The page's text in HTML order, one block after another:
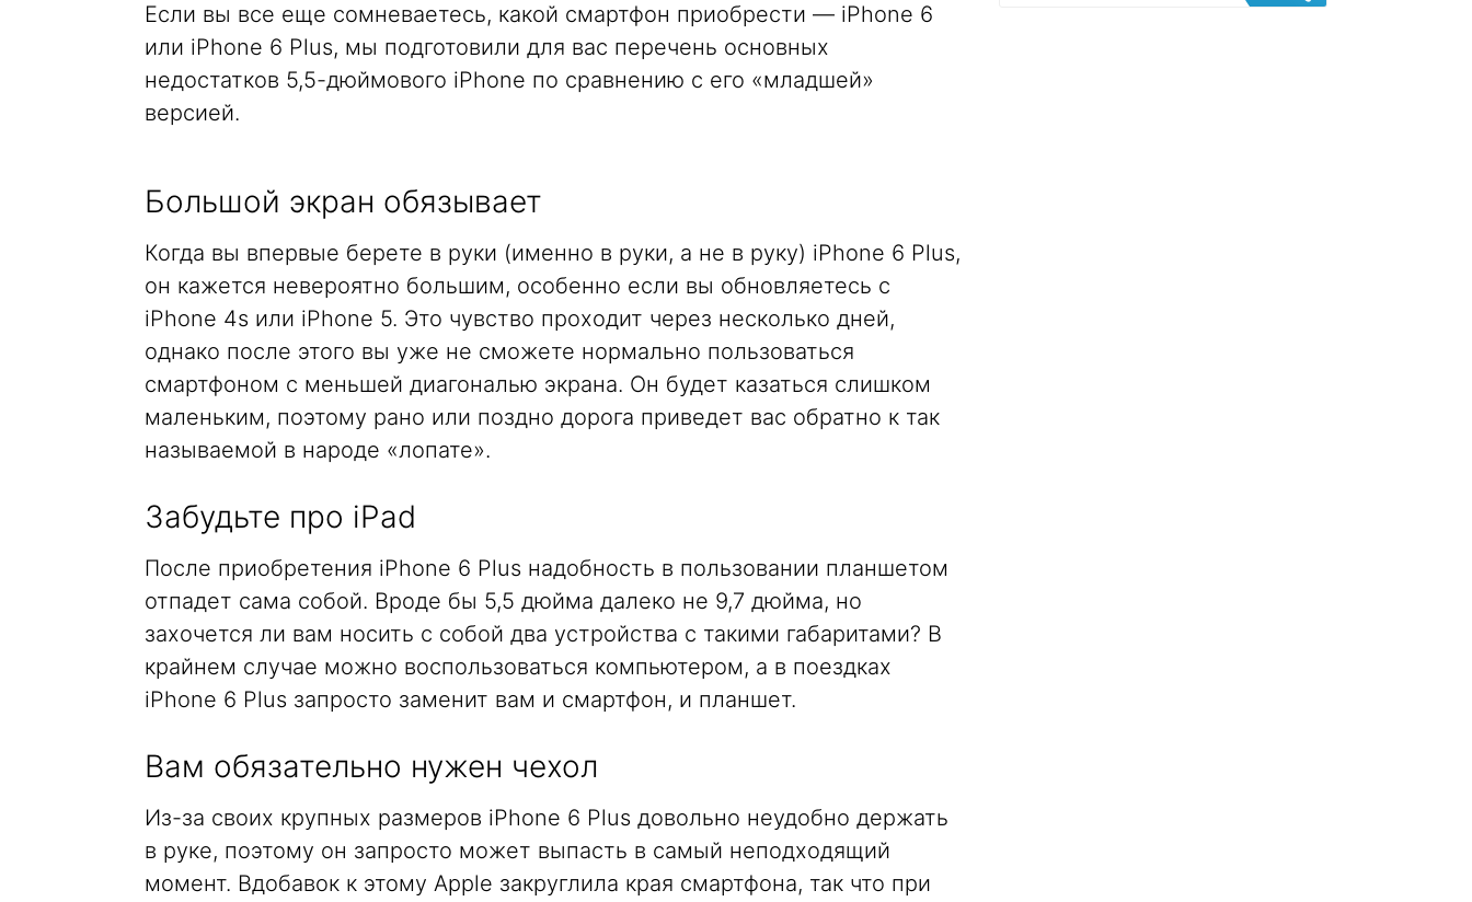
Если вы все еще сомневаетесь, какой смартфон приобрести — iPhone 6
или iPhone 6 Plus, мы подготовили для вас перечень основных
недостатков 5,5-дюймового iPhone по сравнению с его «младшей»
версией.
Большой экран обязывает
Когда вы впервые берете в руки (именно в руки, а не в руку) iPhone 6 Plus,
он кажется невероятно большим, особенно если вы обновляетесь с
iPhone 4s или iPhone 5. Это чувство проходит через несколько дней,
однако после этого вы уже не сможете нормально пользоваться
смартфоном с меньшей диагональю экрана. Он будет казаться слишком
маленьким, поэтому рано или поздно дорога приведет вас обратно к так
называемой в народе «лопате».
Забудьте про iPad
После приобретения iPhone 6 Plus надобность в пользовании планшетом
отпадет сама собой. Вроде бы 5,5 дюйма далеко не 9,7 дюйма, но
захочется ли вам носить с собой два устройства с такими габаритами? В
крайнем случае можно воспользоваться компьютером, а в поездках
iPhone 6 Plus запросто заменит вам и смартфон, и планшет.
Вам обязательно нужен чехол
Из-за своих крупных размеров iPhone 6 Plus довольно неудобно держать
в руке, поэтому он запросто может выпасть в самый неподходящий
момент. Вдобавок к этому Apple закруглила края смартфона, так что при